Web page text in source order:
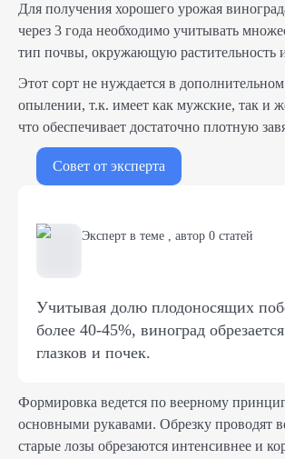
Для получения хорошего урожая
через 3 года необходимо учитывать
тип почвы, окружающую растительность
Этот сорт не нуждается в
опылении, т.к. имеет как мужские, так и
что обеспечивает достаточно плотную
Совет от эксперта
Эксперт в теме , автор 0 статей
Учитывая долю плодоносящих
более 40-45%, виноград
глазков и почек.
Формировка ведется по веерному
основными рукавами. Обрезку проводят
старые лозы обрезаются интенсивнее и